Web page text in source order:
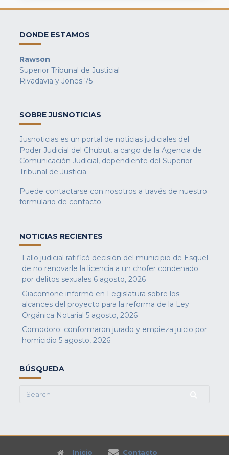
DONDE ESTAMOS
Rawson
Superior Tribunal de Justicial
Rivadavia y Jones 75
SOBRE JUSNOTICIAS
Jusnoticias es un portal de noticias judiciales del
Poder Judicial del Chubut, a cargo de la Agencia de
Comunicación Judicial, dependiente del Superior
Tribunal de Justicia.
Puede contactarse con nosotros a través de nuestro
formulario de contacto.
NOTICIAS RECIENTES
Fallo judicial ratificó decisión del municipio de Esquel
de no renovarle la licencia a un chofer condenado
por delitos sexuales 6 agosto, 2026
Giacomone informó en Legislatura sobre los
alcances del proyecto para la reforma de la Ley
Orgánica Notarial 5 agosto, 2026
Comodoro: conformaron jurado y empieza juicio por
homicidio 5 agosto, 2026
BÚSQUEDA
Search
Inicio Contacto